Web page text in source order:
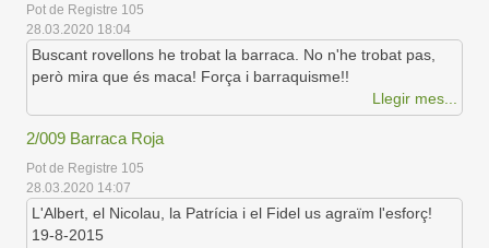
Pot de Registre 105
28.03.2020 18:04
Buscant rovellons he trobat la barraca. No n'he trobat pas,
però mira que és maca! Força i barraquisme!!
Llegir mes...
2/009 Barraca Roja
Pot de Registre 105
28.03.2020 14:07
L'Albert, el Nicolau, la Patrícia i el Fidel us agraïm l'esforç!
19-8-2015